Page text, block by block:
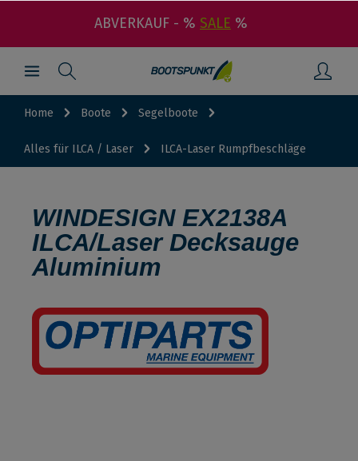
ABVERKAUF - % SALE %
Home Boote Segelboote
Alles für ILCA / Laser ILCA-Laser Rumpfbeschläge
WINDESIGN EX2138A
ILCA/Laser Decksauge
Aluminium